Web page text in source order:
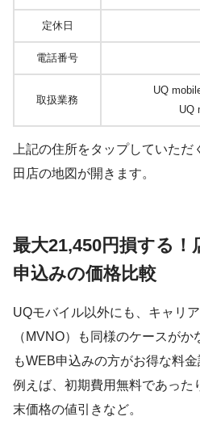
定休日
電話番号
取扱業務
UQ
UQ
上記の住所をタップしていた
田店の地図が開きます。
最大21,450円損する！
申込みの価格比較
UQモバイル以外にも、キャリ
（MVNO）も同様のケースが
もWEB申込みの方がお得な料金
例えば、初期費用無料であった
末価格の値引きなど。